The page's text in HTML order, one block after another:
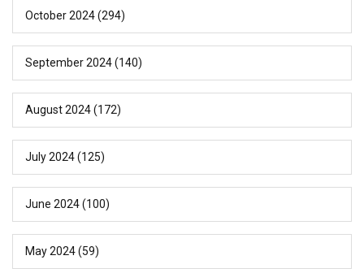
October 2024(294)
September 2024(140)
August 2024(172)
July 2024(125)
June 2024(100)
May 2024(59)